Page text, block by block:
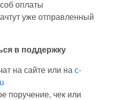
оплаты
уже отправленный
в поддержку
на сайте или на c-
поручение, чек или